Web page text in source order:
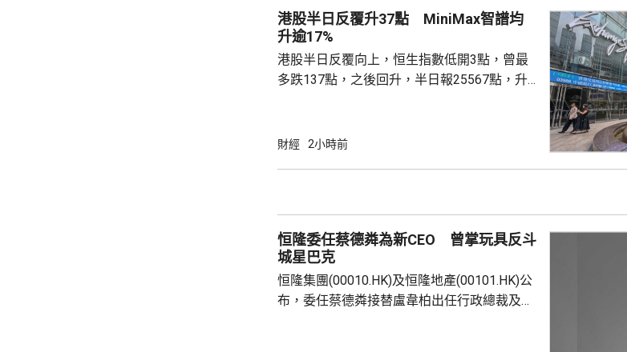
近29%，高見14.87元，最新報12.24元，升
0.71元，升幅6%。 公告指，今次獲批基於一...
港股半日反覆升37點 MiniMax智譜均
升逾17%
港股半日反覆向上，恒生指數低開3點，曾最
多跌137點，之後回升，半日報25567點，升
DeepSeek大幅上調API價格，大模型股急升，
財經 2小時前
恒隆委任蔡德粦為新CEO 曾掌玩具反斗
城星巴克
恒隆集團(00010.HK)及恒隆地產(00101.HK)公
布，委任蔡德粦接替盧韋柏出任行政總裁及執